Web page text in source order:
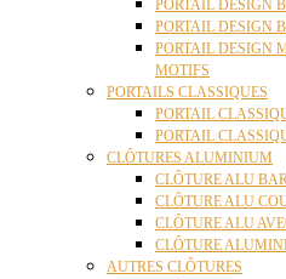
PORTAIL DESIGN
PORTAIL DESIGN
PORTAIL DESIGN
MOTIFS
PORTAILS CLASSIQUES
PORTAIL
PORTAIL
CLÔTURES ALUMINIUM
CLÔTURE ALU
CLÔTURE ALU
CLÔTURE ALU
CLÔTURE
AUTRES CLÔTURES